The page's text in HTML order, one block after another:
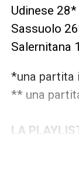
Udinese 28*
Sassuolo
Salernitana
*una partita
** una
LA